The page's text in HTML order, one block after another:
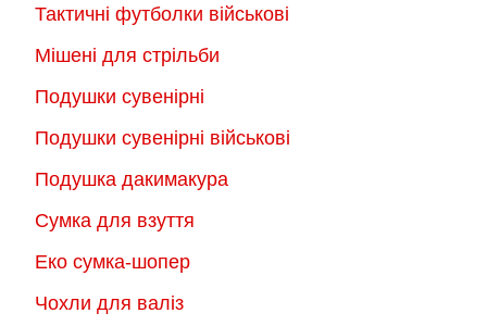
Тактичні футболки військові
Мішені для стрільби
Подушки сувенірні
Подушки сувенірні військові
Подушка дакимакура
Сумка для взуття
Еко сумка-шопер
Чохли для валіз